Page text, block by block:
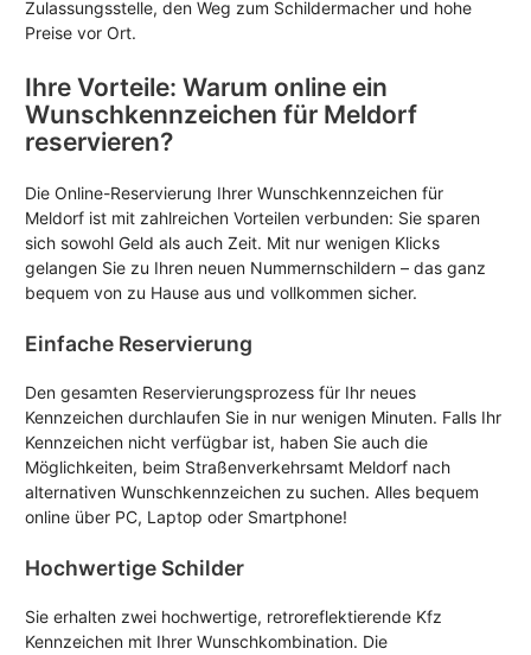
Zulassungsstelle, den Weg zum Schildermacher und hohe
Preise vor Ort.
Ihre Vorteile: Warum online ein
Wunschkennzeichen für Meldorf
reservieren?
Die Online-Reservierung Ihrer Wunschkennzeichen für
Meldorf ist mit zahlreichen Vorteilen verbunden: Sie sparen
sich sowohl Geld als auch Zeit. Mit nur wenigen Klicks
gelangen Sie zu Ihren neuen Nummernschildern – das ganz
bequem von zu Hause aus und vollkommen sicher.
Einfache Reservierung
Den gesamten Reservierungsprozess für Ihr neues
Kennzeichen durchlaufen Sie in nur wenigen Minuten. Falls Ihr
Kennzeichen nicht verfügbar ist, haben Sie auch die
Möglichkeiten, beim Straßenverkehrsamt Meldorf nach
alternativen Wunschkennzeichen zu suchen. Alles bequem
online über PC, Laptop oder Smartphone!
Hochwertige Schilder
Sie erhalten zwei hochwertige, retroreflektierende Kfz
Kennzeichen mit Ihrer Wunschkombination. Die